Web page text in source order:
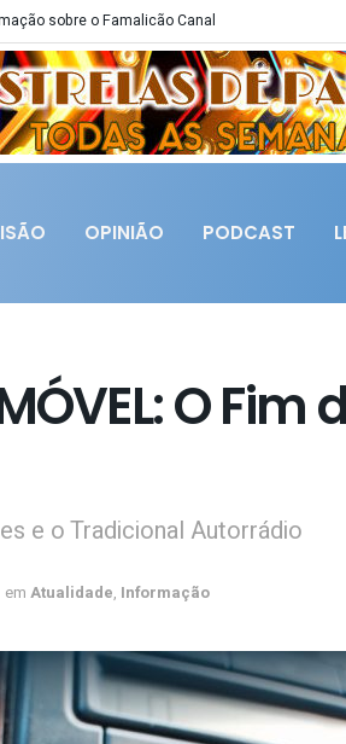
sobre o Famalicão Canal
OPINIÃO PODCAST
O
e o Tradicional Autorrádio
em Atualidade, Informação